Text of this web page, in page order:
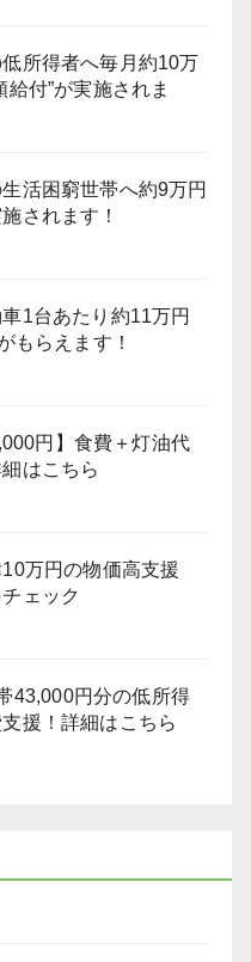
低所得者へ毎月約10万
給付”が実施されま
生活困窮世帯へ約9万円
されます！
車1台あたり約11万円
もらえます！
円】食費＋灯油代
はこちら
10万円の物価高支援
ェック
43,000円分の低所得
援！詳細はこちら